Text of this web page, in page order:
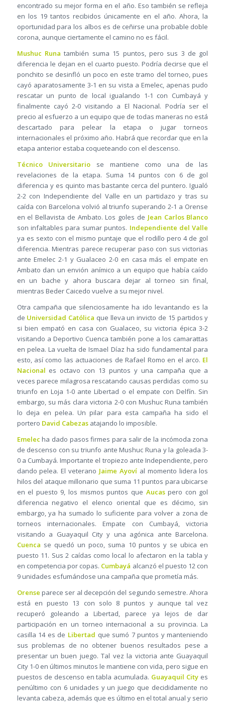
encontrado su mejor forma en el año. Eso también se refleja
en los 19 tantos recibidos únicamente en el año. Ahora, la
oportunidad para los albos es de ceñirse una probable doble
corona, aunque ciertamente el camino no es fácil.
Mushuc Runa también suma 15 puntos, pero sus 3 de gol
diferencia le dejan en el cuarto puesto. Podría decirse que el
ponchito se desinfló un poco en este tramo del torneo, pues
cayó aparatosamente 3-1 en su vista a Emelec, apenas pudo
rescatar un punto de local igualando 1-1 con Cumbayá y
finalmente cayó 2-0 visitando a El Nacional. Podría ser el
precio al esfuerzo a un equipo que de todas maneras no está
descartado para pelear la etapa o jugar torneos
internacionales el próximo año. Habrá que recordar que en la
etapa anterior estaba coqueteando con el descenso.
Técnico Universitario se mantiene como una de las
revelaciones de la etapa. Suma 14 puntos con 6 de gol
diferencia y es quinto mas bastante cerca del puntero. Igualó
2-2 con Independiente del Valle en un partidazo y tras su
caída con Barcelona volvió al triunfo superando 2-1 a Orense
en el Bellavista de Ambato. Los goles de Jean Carlos Blanco
son infaltables para sumar puntos. Independiente del Valle
ya es sexto con el mismo puntaje que el rodillo pero 4 de gol
diferencia. Mientras parece recuperar paso con sus victorias
ante Emelec 2-1 y Gualaceo 2-0 en casa más el empate en
Ambato dan un envión anímico a un equipo que había caído
en un bache y ahora buscara dejar al torneo sin final,
mientras Beder Caicedo vuelve a su mejor nivel.
Otra campaña que silenciosamente ha ido levantando es la
de Universidad Católica que lleva un invicto de 15 partidos y
si bien empató en casa con Gualaceo, su victoria épica 3-2
visitando a Deportivo Cuenca también pone a los camarattas
en pelea. La vuelta de Ismael Díaz ha sido fundamental para
esto, así como las actuaciones de Rafael Romo en el arco. El
Nacional es octavo con 13 puntos y una campaña que a
veces parece milagrosa rescatando causas perdidas como su
triunfo en Loja 1-0 ante Libertad o el empate con Delfín. Sin
embargo, su más clara victoria 2-0 con Mushuc Runa también
lo deja en pelea. Un pilar para esta campaña ha sido el
portero David Cabezasatajando lo imposible.
Emelec ha dado pasos firmes para salir de la incómoda zona
de descenso con su triunfo ante Mushuc Runa y la goleada 3-
0 a Cumbayá. Importante el tropiezo ante Independiente, pero
dando pelea. El veterano Jaime Ayovíal momento lidera los
hilos del ataque millonario que suma 11 puntos para ubicarse
en el puesto 9, los mismos puntos que Aucaspero con gol
diferencia negativo el elenco oriental que es décimo, sin
embargo, ya ha sumado lo suficiente para volver a zona de
torneos internacionales. Empate con Cumbayá, victoria
visitando a Guayaquil City y una agónica ante Barcelona.
Cuenca se quedó un poco, suma 10 puntos y se ubica en
puesto 11. Sus 2 caídas como local lo afectaron en la tabla y
en competencia por copas. Cumbayá alcanzó el puesto 12 con
9 unidades esfumándose una campaña que prometía más.
Orense parece ser al decepción del segundo semestre. Ahora
está en puesto 13 con solo 8 puntos y aunque tal vez
recuperó goleando a Libertad, parece ya lejos de dar
participación en un torneo internacional a su provincia. La
casilla 14 es de Libertad que sumó 7 puntos y manteniendo
sus problemas de no obtener buenos resultados pese a
presentar un buen juego. Tal vez la victoria ante Guayaquil
City 1-0 en últimos minutos le mantiene con vida, pero sigue en
puestos de descenso en tabla acumulada. Guayaquil City es
penúltimo con 6 unidades y un juego que decididamente no
levanta cabeza, además que es último en el total anual y serio